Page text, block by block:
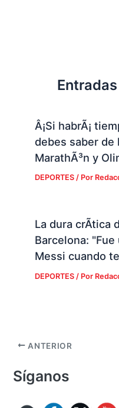
Â¡Si habrÃ¡
debes saber de
MarathÃ³n y
DEPORTES/ Por
La dura crÃ­tica
Barcelona:
Messi cuando
DEPORTES/ Por
ANTERIOR
Síganos